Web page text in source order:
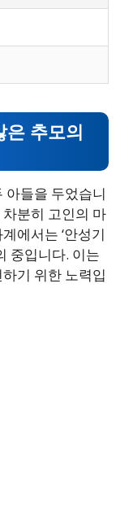
은 추모의
아들을 두었습니
분히 고인의 마
에서는 ‘안성기
중입니다. 이는
기 위한 노력입